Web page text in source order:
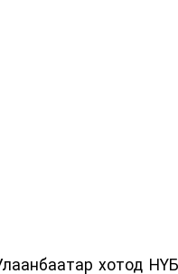
хотод